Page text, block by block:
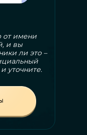
от имени
и вы
ли это –
уточните.